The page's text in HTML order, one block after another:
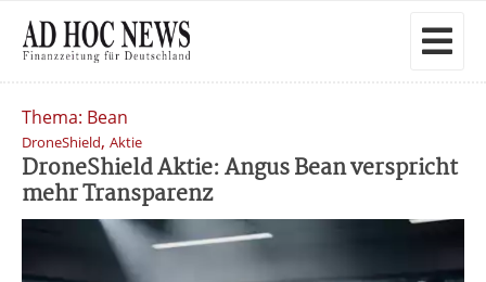
Thema: Bean
DroneShield, Aktie
DroneShield Aktie: Angus Bean verspricht
mehr Transparenz